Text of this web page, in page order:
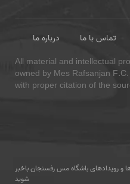
درباره ما تماس با ما
All material and intellectual
owned by Mes Rafsanjan
with proper citation of the
و رویدادهای باشگاه مس رفسنجان باخبر
شوید